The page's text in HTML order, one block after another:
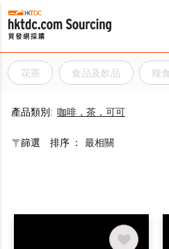
花茶 食品及飲品 糧
產品類別: 咖啡，茶，可可
篩選 排序 ： 最相關